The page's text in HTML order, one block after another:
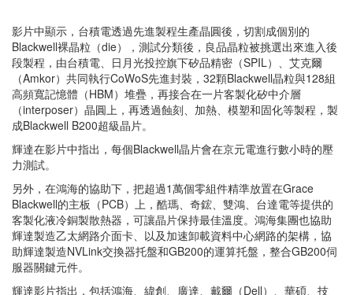
影片中顯示，台積電透過先進製程生產晶圓後，切割成個別的
Blackwell裸晶粒（die），測試分類後，良品晶粒被挑選出來進入後
段製程，由台積電、日月光投控旗下矽品精密（SPIL）、艾克爾
（Amkor）共同執行CoWoS先進封裝，32顆Blackwell晶粒與128組
高頻寬記憶體（HBM）堆疊，再接合在一片客製化矽中介層
（interposer）晶圓上，再透過蝕刻、加熱、模塑和固化等製程，製
成Blackwell B200超級晶片。
輝達在影片中指出，每個Blackwell晶片會在京元電進行數小時的壓
力測試。
另外，在鴻海的協助下，把超過1萬個零組件精準放置在Grace
Blackwell的主板（PCB）上，酷瑪、奇鋐、雙鴻、台達電等提供的
客製化液冷銅製散熱器，可讓晶片保持最佳溫度。鴻海集團也協助
輝達製造乙太網路介面卡、以及加速卸載資料中心網路的架構，協
助輝達製造NVLink交換器托盤和GB200的運算托盤，整合GB200伺
服器關鍵元件。
輝達影片指出，包括鴻海、緯創、廣達、戴爾（Dell）、華碩、技